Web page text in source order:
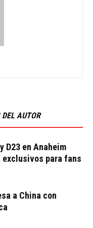
AUTOR
D23 en Anaheim
exclusivos para fans
a China con